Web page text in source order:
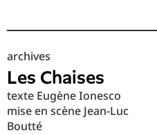
archives
Les Chaises
texte Eugène Ionesco
mise en scène Jean-Luc
Boutté